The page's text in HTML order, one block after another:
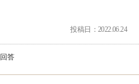
投稿日：2022.06.24
答